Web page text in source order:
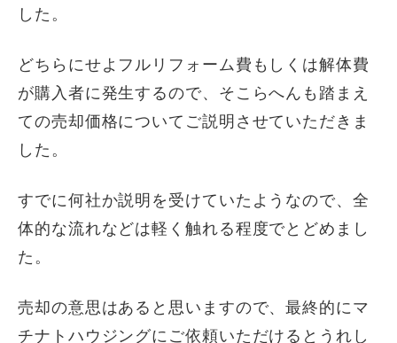
した。
どちらにせよフルリフォーム費もしくは解体費
が購入者に発生するので、そこらへんも踏まえ
ての売却価格についてご説明させていただきま
した。
すでに何社か説明を受けていたようなので、全
体的な流れなどは軽く触れる程度でとどめまし
た。
売却の意思はあると思いますので、最終的にマ
チナトハウジングにご依頼いただけるとうれし